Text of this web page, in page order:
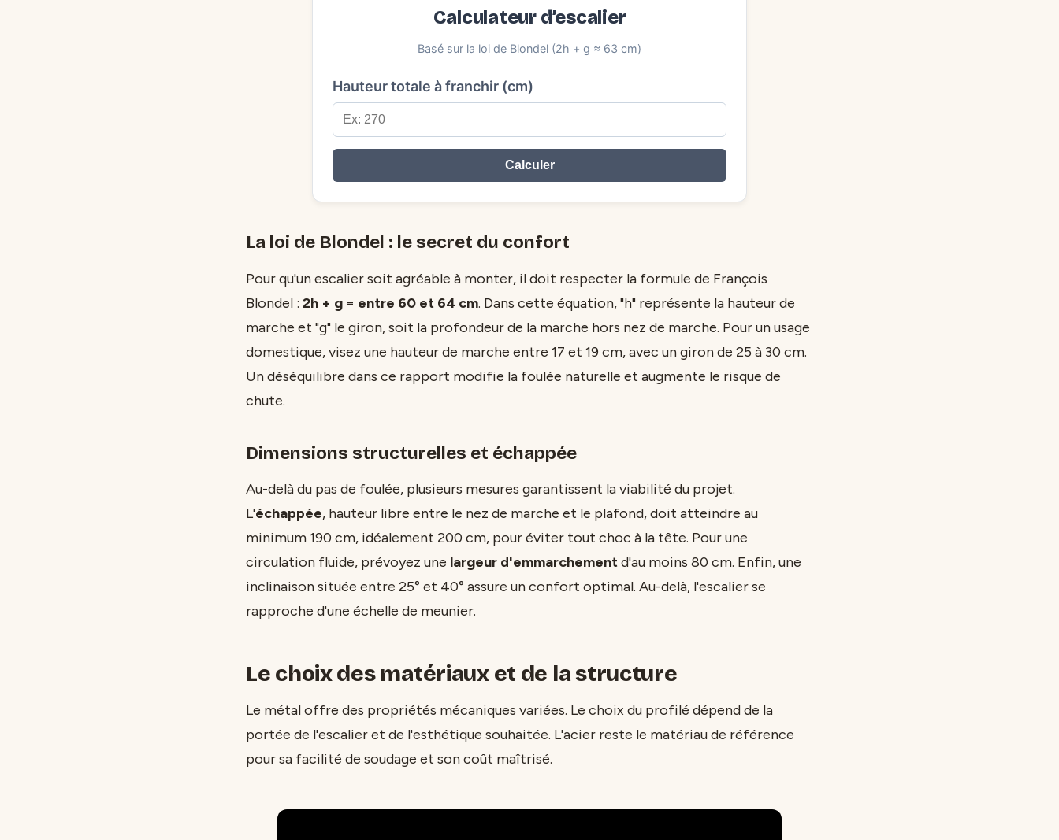
Calculateur d’escalier
Basé sur la loi de Blondel (2h + g ≈ 63 cm)
Hauteur totale à franchir (cm)
Calculer
La loi de Blondel : le secret du confort
Pour qu'un escalier soit agréable à monter, il doit respecter la formule de François
Blondel : 2h + g = entre 60 et 64 cm. Dans cette équation, "h" représente la hauteur de
marche et "g" le giron, soit la profondeur de la marche hors nez de marche. Pour un usage
domestique, visez une hauteur de marche entre 17 et 19 cm, avec un giron de 25 à 30 cm.
Un déséquilibre dans ce rapport modifie la foulée naturelle et augmente le risque de
chute.
Dimensions structurelles et échappée
Au-delà du pas de foulée, plusieurs mesures garantissent la viabilité du projet.
L'échappée, hauteur libre entre le nez de marche et le plafond, doit atteindre au
minimum 190 cm, idéalement 200 cm, pour éviter tout choc à la tête. Pour une
circulation fluide, prévoyez une largeur d'emmarchementd'au moins 80 cm. Enfin, une
inclinaison située entre 25° et 40° assure un confort optimal. Au-delà, l'escalier se
rapproche d'une échelle de meunier.
Le choix des matériaux et de la structure
Le métal offre des propriétés mécaniques variées. Le choix du profilé dépend de la
portée de l'escalier et de l'esthétique souhaitée. L'acier reste le matériau de référence
pour sa facilité de soudage et son coût maîtrisé.